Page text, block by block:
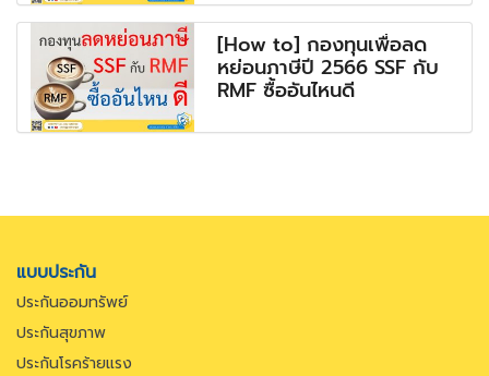
[How to] กองทุนเพื่อลด
หย่อนภาษีปี 2566 SSF กับ
RMF ซื้ออันไหนดี
แบบประกัน
ประกันออมทรัพย์
ประกันสุขภาพ
ประกันโรคร้ายแรง